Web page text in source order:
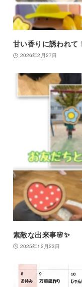
甘い香りに誘われて
2026年2月27日
素敵な出来事🌸✨
2025年12月23日